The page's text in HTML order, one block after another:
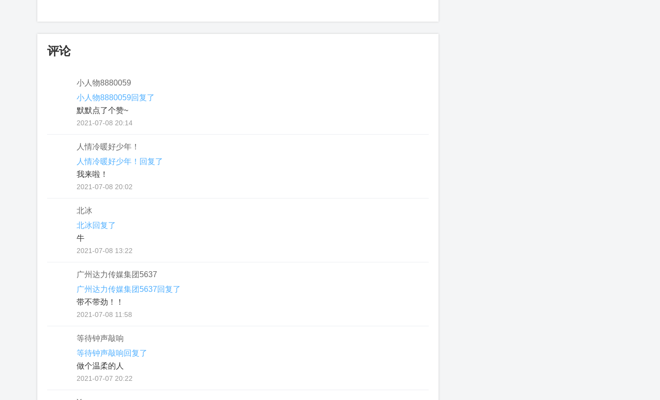
评论
小人物8880059
小人物8880059回复了
默默点了个赞~
2021-07-08 20:14
人情冷暖好少年！
人情冷暖好少年！回复了
我来啦！
2021-07-08 20:02
北冰
北冰回复了
牛
2021-07-08 13:22
广州达力传媒集团5637
广州达力传媒集团5637回复了
带不带劲！！
2021-07-08 11:58
等待钟声敲响
等待钟声敲响回复了
做个温柔的人
2021-07-07 20:22